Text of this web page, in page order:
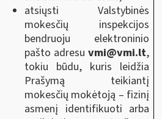
atsiųsti Valstybinės
mokesčių inspekcijos
bendruoju elektroninio
pašto adresu vmi@vmi.lt,
tokiu būdu, kuris leidžia
Prašymą teikiantį
mokesčių mokėtoją ‒ fizinį
asmenį identifikuoti arba